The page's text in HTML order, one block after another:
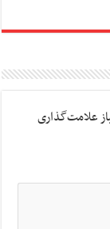
علامت‌گذاری